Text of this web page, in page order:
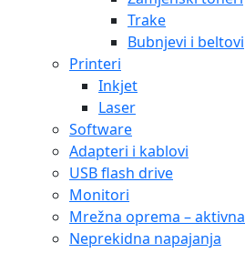
Trake
Bubnjevi i beltovi
Printeri
Inkjet
Laser
Software
Adapteri i kablovi
USB flash drive
Monitori
Mrežna oprema – aktivna
Neprekidna napajanja